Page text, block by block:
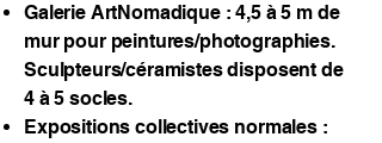
Galerie ArtNomadique : 4,5 à 5 m de
mur pour peintures/photographies.
Sculpteurs/céramistes disposent de
4 à 5 socles.
Expositions collectives normales :